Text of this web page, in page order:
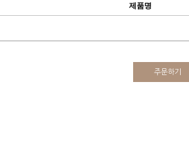
제품명
주문하기